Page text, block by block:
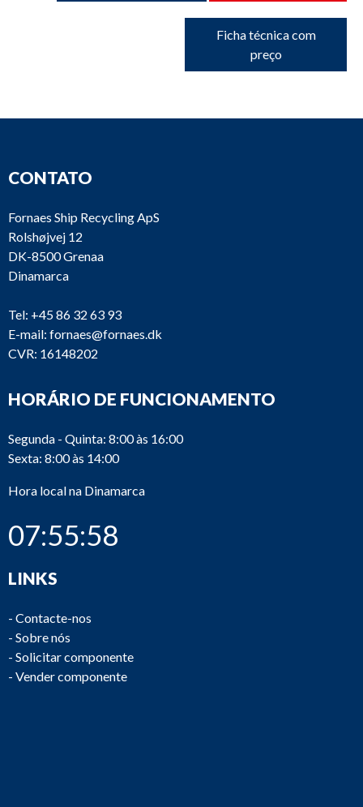
Ficha técnica com
preço
CONTATO
Fornaes Ship Recycling ApS
Rolshøjvej 12
DK-8500 Grenaa
Dinamarca
Tel: +45 86 32 63 93
E-mail: fornaes@fornaes.dk
CVR: 16148202
HORÁRIO DE FUNCIONAMENTO
Segunda - Quinta: 8:00 às 16:00
Sexta: 8:00 às 14:00
Hora local na Dinamarca
07:55:58
LINKS
- Contacte-nos
- Sobre nós
- Solicitar componente
- Vender componente